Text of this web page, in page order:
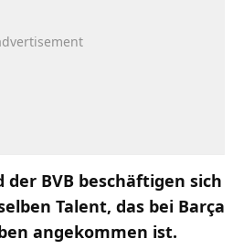
der BVB beschäftigen sich
Talent, das bei Barça
angekommen ist.